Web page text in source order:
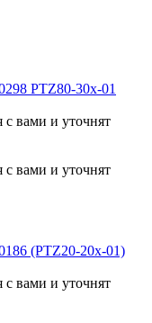
PTZ80-30x-01
вами и уточнят
вами и уточнят
(PTZ20-20x-01)
вами и уточнят